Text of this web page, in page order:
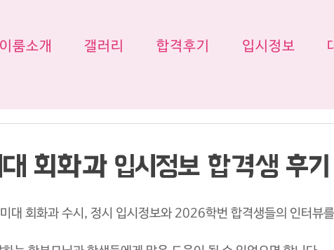
이룸소개 갤러리 합격후기 입시정보
회화과 입시정보 합격생 후기
대 회화과 수시, 정시 입시정보와 2026학번 합격생들의 인터뷰